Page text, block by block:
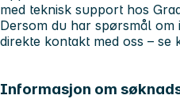
med teknisk support hos
Dersom du har spørsmål
direkte kontakt med oss – se
Informasjon om